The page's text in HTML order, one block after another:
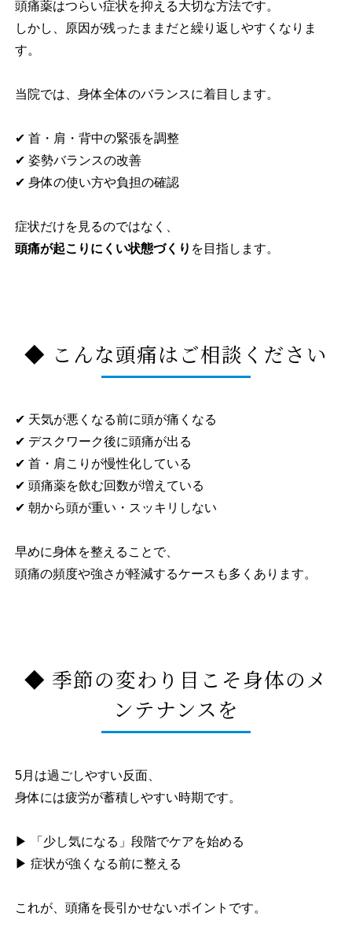
頭痛薬はつらい症状を抑える大切な方法です。
しかし、原因が残ったままだと繰り返しやすくなりま
す。
当院では、身体全体のバランスに着目します。
✔ 首・肩・背中の緊張を調整
✔ 姿勢バランスの改善
✔ 身体の使い方や負担の確認
症状だけを見るのではなく、
頭痛が起こりにくい状態づくり を目指します。
◆ こんな頭痛はご相談ください
✔ 天気が悪くなる前に頭が痛くなる
✔ デスクワーク後に頭痛が出る
✔ 首・肩こりが慢性化している
✔ 頭痛薬を飲む回数が増えている
✔ 朝から頭が重い・スッキリしない
早めに身体を整えることで、
頭痛の頻度や強さが軽減するケースも多くあります。
◆ 季節の変わり目こそ身体のメ
ンテナンスを
5月は過ごしやすい反面、
身体には疲労が蓄積しやすい時期です。
▶ 「少し気になる」段階でケアを始める
▶ 症状が強くなる前に整える
これが、頭痛を長引かせないポイントです。